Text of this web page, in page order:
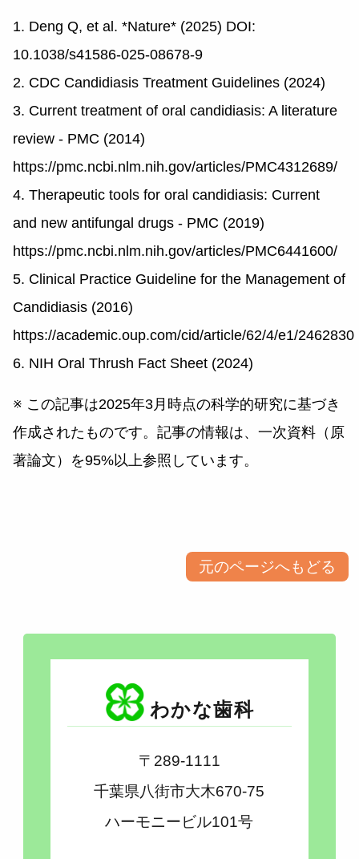
1. Deng Q, et al. *Nature* (2025) DOI:
10.1038/s41586-025-08678-9
2. CDC Candidiasis Treatment Guidelines (2024)
3. Current treatment of oral candidiasis: A literature
review - PMC (2014)
https://pmc.ncbi.nlm.nih.gov/articles/PMC4312689/
4. Therapeutic tools for oral candidiasis: Current
and new antifungal drugs - PMC (2019)
https://pmc.ncbi.nlm.nih.gov/articles/PMC6441600/
5. Clinical Practice Guideline for the Management of
Candidiasis (2016)
https://academic.oup.com/cid/article/62/4/e1/2462830
6. NIH Oral Thrush Fact Sheet (2024)
※ この記事は2025年3月時点の科学的研究に基づき
作成されたものです。記事の情報は、一次資料（原
著論文）を95%以上参照しています。​​​​​​​​​​​​​​
元のページへもどる
わかな歯科
〒289-1111
千葉県八街市大木670-75
ハーモニービル101号